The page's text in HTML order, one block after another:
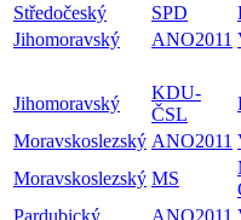
Středočeský SPD
Jihomoravský ANO2011
Jihomoravský
KDU-
ČSL
Moravskoslezský ANO2011
Moravskoslezský MS
Pardubický ANO2011